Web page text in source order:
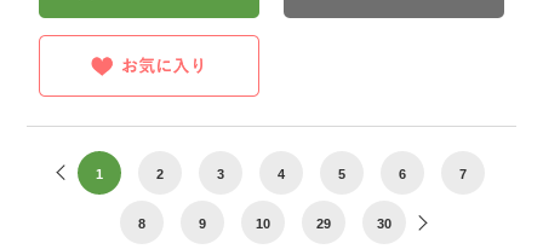
1 2 3 4 5 6 7
8 9 10 29 30